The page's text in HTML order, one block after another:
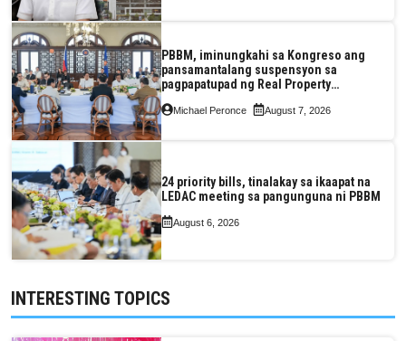
PBBM, iminungkahi sa Kongreso ang
pansamantalang suspensyon sa
pagpapatupad ng Real Property
Valuation and Assessment Reform Act
Michael Peronce August 7, 2026
24 priority bills, tinalakay sa ikaapat na
LEDAC meeting sa pangunguna ni PBBM
August 6, 2026
INTERESTING TOPICS